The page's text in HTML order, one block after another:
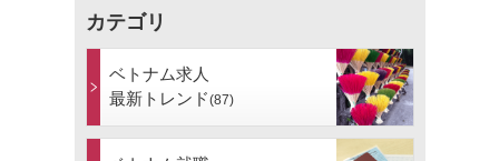
カテゴリ
ベトナム求人
最新トレンド(87)